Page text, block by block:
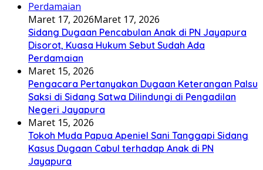
Maret 17, 2026Maret 17, 2026
Sidang Dugaan Pencabulan Anak di PN Jayapura
Disorot, Kuasa Hukum Sebut Sudah Ada
Perdamaian
Maret 15, 2026
Pengacara Pertanyakan Dugaan Keterangan Palsu
Saksi di Sidang Satwa Dilindungi di Pengadilan
Negeri Jayapura
Maret 15, 2026
Tokoh Muda Papua Apeniel Sani Tanggapi Sidang
Kasus Dugaan Cabul terhadap Anak di PN
Jayapura